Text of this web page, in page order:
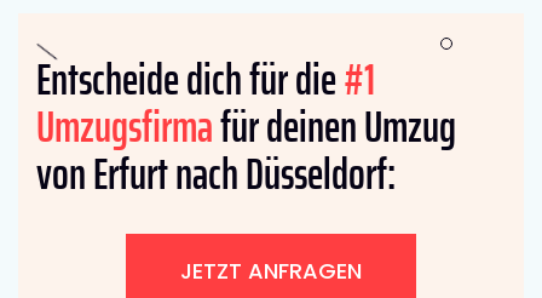
Entscheide dich für die#1
Umzugsfirmafür deinen Umzug
von Erfurt nach Düsseldorf:
JETZT ANFRAGEN